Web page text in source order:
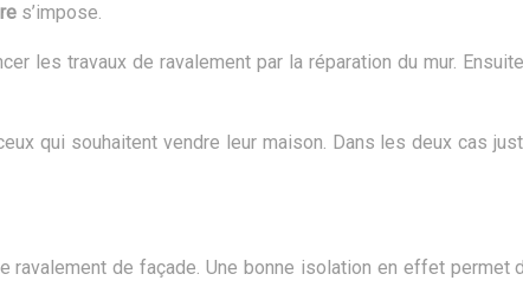
s’impose.
les travaux de ravalement par la réparation du mur.
qui souhaitent vendre leur maison. Dans les deux cas
de façade. Une bonne isolation en effet permet